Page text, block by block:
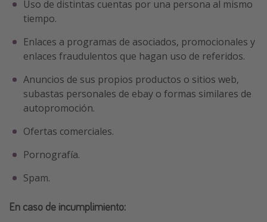
Viajes en tren
Viajar sola como mujer
Ofertas para Vacaciones Activas
Viajes en familia
Vacaciones de Playa
Viajes para singles
Escapadas románticas
Cruceros por el Mediterráneo
Uso de distintas cuentas por una persona al mismo
tiempo.
Enlaces a programas de asociados, promocionales y
enlaces fraudulentos que hagan uso de referidos.
Anuncios de sus propios productos o sitios web,
subastas personales de ebay o formas similares de
autopromoción.
Ofertas comerciales.
Pornografía.
Spam.
En caso de incumplimiento: